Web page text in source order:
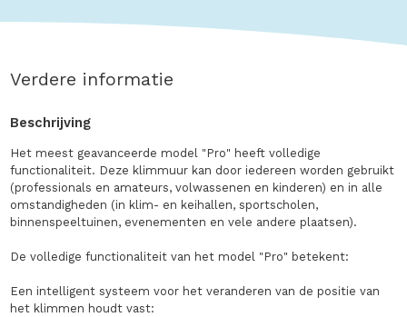
Verdere informatie
Beschrijving
Het meest geavanceerde model "Pro" heeft volledige
functionaliteit. Deze klimmuur kan door iedereen worden gebruikt
(professionals en amateurs, volwassenen en kinderen) en in alle
omstandigheden (in klim- en keihallen, sportscholen,
binnenspeeltuinen, evenementen en vele andere plaatsen).
De volledige functionaliteit van het model "Pro" betekent:
Een intelligent systeem voor het veranderen van de positie van
het klimmen houdt vast: